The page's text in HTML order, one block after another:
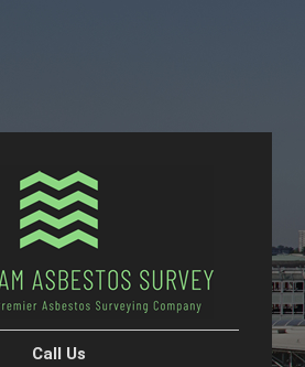
Call Us